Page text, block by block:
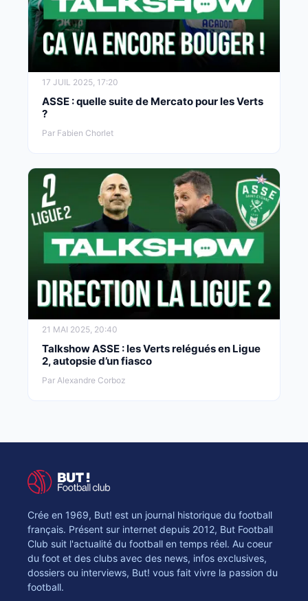
17 JUIL 2025, 17:20
ASSE : quelle suite de Mercato pour les Verts
?
Par Fabien Chorlet
21 MAI 2025, 20:40
Talkshow ASSE : les Verts relégués en Ligue
2, autopsie d’un fiasco
Par Alexandre Corboz
Crée en 1969, But! est un journal historique du football
français. Présent sur internet depuis 2012, But Football
Club suit l'actualité du football en temps réel. Au coeur
du foot et des clubs avec des news, infos exclusives,
dossiers ou interviews, But! vous fait vivre la passion du
football.